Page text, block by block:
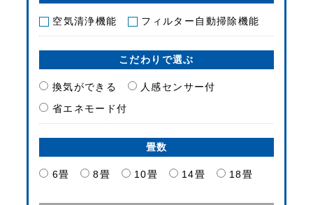
空気清浄機能 フィルター自動掃除機能
こだわりで選ぶ
換気ができる
人感センサー付
省エネモード付
畳数
6畳 8畳 10畳 14畳 18畳